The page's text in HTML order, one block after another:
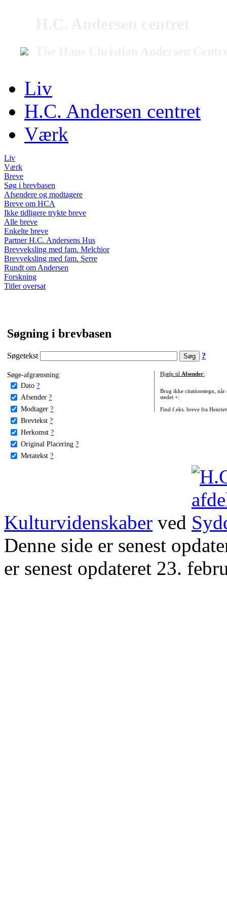
Liv
H.C. Andersen centret
Værk
Liv
Værk
Breve
Søg i brevbasen
Afsendere og modtagere
Breve om HCA
Ikke tidligere trykte breve
Alle breve
Enkelte breve
Partner H.C. Andersens Hus
Brevveksling med fam. Melchior
Brevveksling med fam. Serre
Rundt om Andersen
Forskning
Titler oversat
Søgning i brevbasen
Søgetekst ?
Søge-afgrænsning:
Dato ?
Afsender ?
Modtager ?
Brevtekst ?
Herkomst ?
Original Placering ?
Metatekst ?
Hjælp til Afsender:
Brug ikke citationstegn, når
stedet +:
Find f.eks. breve fra
Kulturvidenskaber ved
Denne side er senest
er senest opdateret 23.